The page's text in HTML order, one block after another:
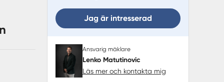
Jag är intresserad
Ansvarig mäklare
Lenko Matutinovic
Läs mer och kontakta mig